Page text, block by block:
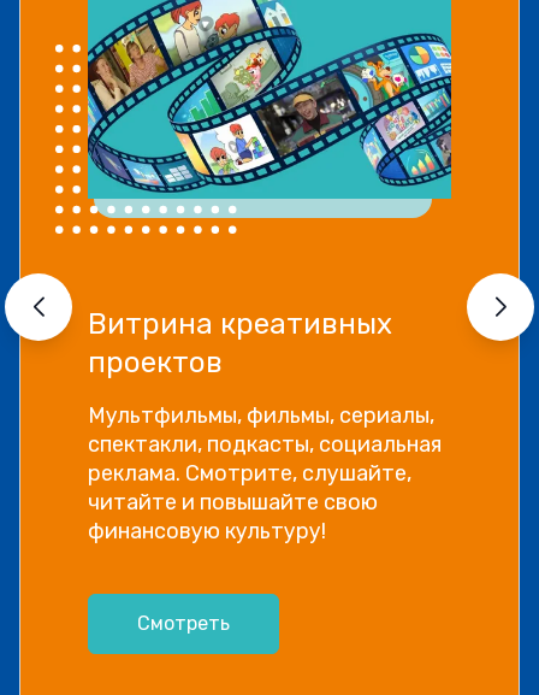
Прямой эфир «Мошенник
VS Финансовый блогер»
Как отличить фейковые истории
успеха и бесполезные курсы от
настоящей экспертной
информации, рассказываем в
видео!
Посмотреть